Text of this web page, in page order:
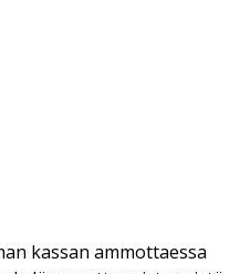
kassan ammottaessa